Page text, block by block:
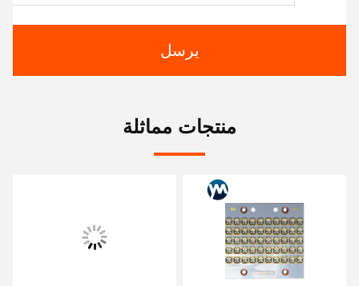
يرسل
منتجات مماثلة